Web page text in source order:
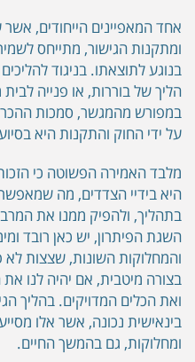
אחד המאפיינים הייחודים,
ומתקנות הגישור, מתייחס
בנוגע לתוצאתו. בניגוד
הליך של בוררות, או פנייה
במפורש מהמגשר, סמכות
על ידי החוק והתקנות היא
מלבד האמירה הפשוטה כי
היא בידיי הצדדים, מה
בתהליך, ולהפיק ממנו את
השגת הפיתרון, יש כאן רובד
והמחלוקות השונות, שצצות לא
בצורה מיטבית, אם יהיה לנו
ואת הכלים המדויקים. בהליך
בינאישית נכונה, אשר אלו
ומחלוקות, גם בהמשך החיים.